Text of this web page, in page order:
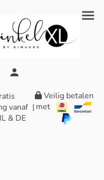
vanaf
& DE
|
Veilig betalen
met